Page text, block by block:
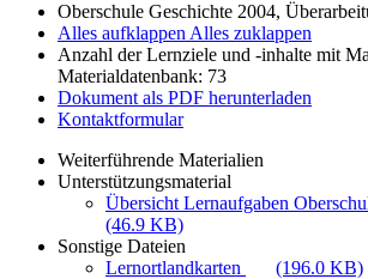
Oberschule Geschichte 2004,
Alles aufklappen Alles zuklappen
Anzahl der Lernziele und -inhalte mit
Materialdatenbank: 73
Dokument als PDF herunterladen
Kontaktformular
Weiterführende Materialien
Unterstützungsmaterial
Übersicht Lernaufgaben
(46.9 KB)
Sonstige Dateien
Lernortlandkarten
(196.0 KB)